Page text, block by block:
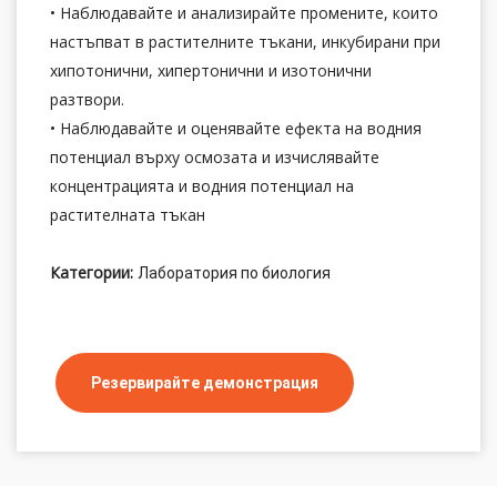
• Наблюдавайте и анализирайте промените, които
настъпват в растителните тъкани, инкубирани при
хипотонични, хипертонични и изотонични
разтвори.
• Наблюдавайте и оценявайте ефекта на водния
потенциал върху осмозата и изчислявайте
концентрацията и водния потенциал на
растителната тъкан
Категории: Лаборатория по биология
Резервирайте демонстрация